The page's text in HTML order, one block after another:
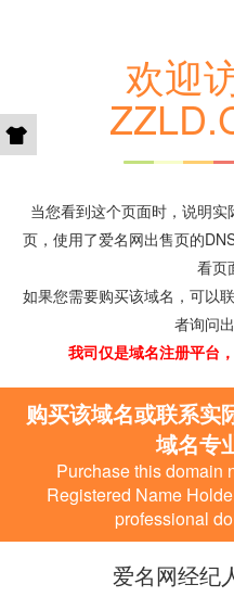
欢迎
当您看到这个页面时，说明
页，使用了爱名网出售页的
看页
如果您需要购买该域名，可以
者询问
我司仅是域名注册平台
购买该域名或联系实
域名专
Purchase this domain
Registered Name
professional
爱名网经纪